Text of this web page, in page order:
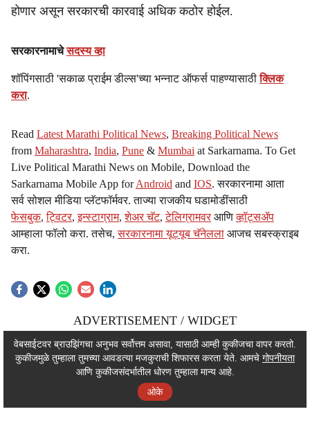
होणार असून सरकारची कारवाई अधिक कठोर होईल.
सरकारनामाचेसदस्य व्हा
शॉपिंगसाठी 'सकाळ प्राईम डील्स'च्या भन्नाट ऑफर्स पाहण्यासाठीक्लिक
करा.
Read Latest Marathi Political News, Breaking Political News
from Maharashtra, India, Pune & Mumbai at Sarkarnama. To Get
Live Political Marathi News on Mobile, Download the
Sarkarnama Mobile App forAndroid and IOS. सरकारनामा आता
सर्व सोशल मीडिया प्लॅटफॉर्मवर. ताज्या राजकीय घडामोडींसाठी
फेसबुक,ट्विटर,इन्स्टाग्राम,शेअर चॅट,टेलिग्रामवर आणिव्हॉट्सॲप
आम्हाला फॉलो करा. तसेच,सरकारनामा यूट्यूब चॅनेलला आजच सबस्क्राइब
करा.
ADVERTISEMENT / WIDGET
ADVERTISEMENT / WIDGET
ADVERTISEMENT / WIDGET
वेबसाईटवर ब्राउझिंगचा अनुभव सर्वोत्तम असावा, यासाठी आम्ही कुकीजचा वापर करतो.
कुकीजमुळे तुम्हाला तुमच्या आवडत्या मजकुराची शिफारस करता येते. आमचे गोपनीयता
आणि कुकीजसंदर्भातील धोरण तुम्हाला मान्य आहे.
ओके